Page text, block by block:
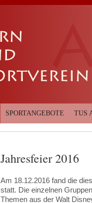
SPORTANGEBOTE TUS
Jahresfeier 2016
Am 18.12.2016 fand die
statt. Die einzelnen
Themen aus der Walt